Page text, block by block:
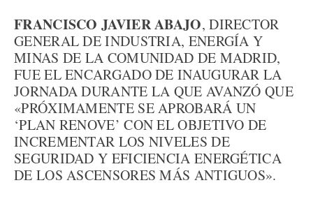
FRANCISCO JAVIER ABAJO, DIRECTOR
GENERAL DE INDUSTRIA, ENERGÍA Y
MINAS DE LA COMUNIDAD DE MADRID,
FUE EL ENCARGADO DE INAUGURAR LA
JORNADA DURANTE LA QUE AVANZÓ QUE
«PRÓXIMAMENTE SE APROBARÁ UN
‘PLAN RENOVE’ CON EL OBJETIVO DE
INCREMENTAR LOS NIVELES DE
SEGURIDAD Y EFICIENCIA ENERGÉTICA
DE LOS ASCENSORES MÁS ANTIGUOS».